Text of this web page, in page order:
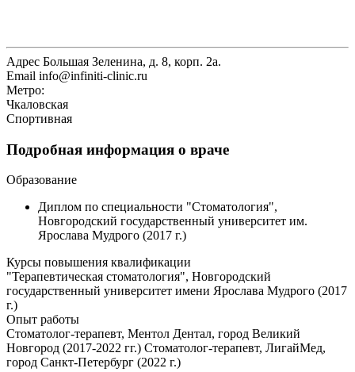
Адрес Большая Зеленина, д. 8, корп. 2а.
Email info@infiniti-clinic.ru
Метро:
Чкаловская
Спортивная
Подробная информация о враче
Образование
Диплом по специальности "Стоматология",
Новгородский государственный университет им.
Ярослава Мудрого (2017 г.)
Курсы повышения квалификации
"Терапевтическая стоматология", Новгородский
государственный университет имени Ярослава Мудрого (2017
г.)
Опыт работы
Стоматолог-терапевт, Ментол Дентал, город Великий
Новгород (2017-2022 гг.) Стоматолог-терапевт, ЛигайМед,
город Санкт-Петербург (2022 г.)